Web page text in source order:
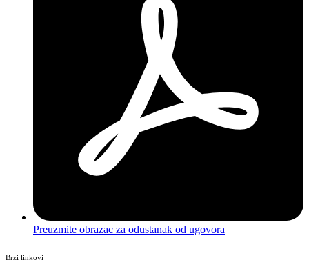
Preuzmite obrazac za odustanak od ugovora
Brzi linkovi